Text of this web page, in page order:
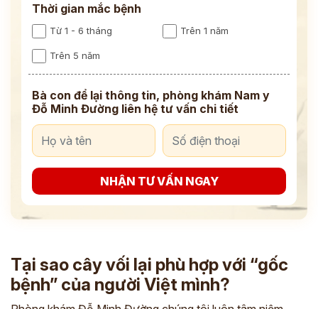
Thời gian mắc bệnh
Từ 1 - 6 tháng Trên 1 năm
Trên 5 năm
Bà con để lại thông tin, phòng khám Nam y
Đỗ Minh Đường liên hệ tư vấn chi tiết
NHẬN TƯ VẤN NGAY
Tại sao cây vối lại phù hợp với “gốc
bệnh” của người Việt mình?